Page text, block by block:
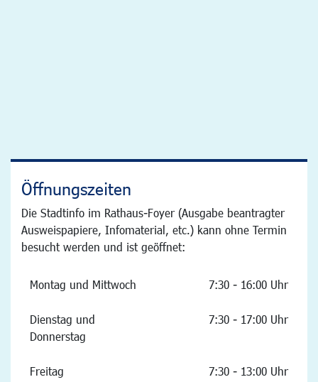
Öffnungszeiten
Die Stadtinfo im Rathaus-Foyer (Ausgabe beantragter
Ausweispapiere, Infomaterial, etc.) kann ohne Termin
besucht werden und ist geöffnet:
Montag und Mittwoch 7:30 - 16:00 Uhr
Dienstag und
Donnerstag
7:30 - 17:00 Uhr
Freitag 7:30 - 13:00 Uhr